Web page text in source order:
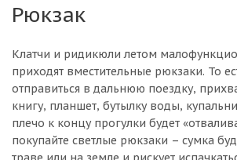
Рюкзак
Клатчи и ридикюли летом
приходят вместительные рюкзаки. То
отправиться в дальнюю поездку,
книгу, планшет, бутылку воды,
плечо к концу прогулки будет
покупайте светлые рюкзаки – сумка